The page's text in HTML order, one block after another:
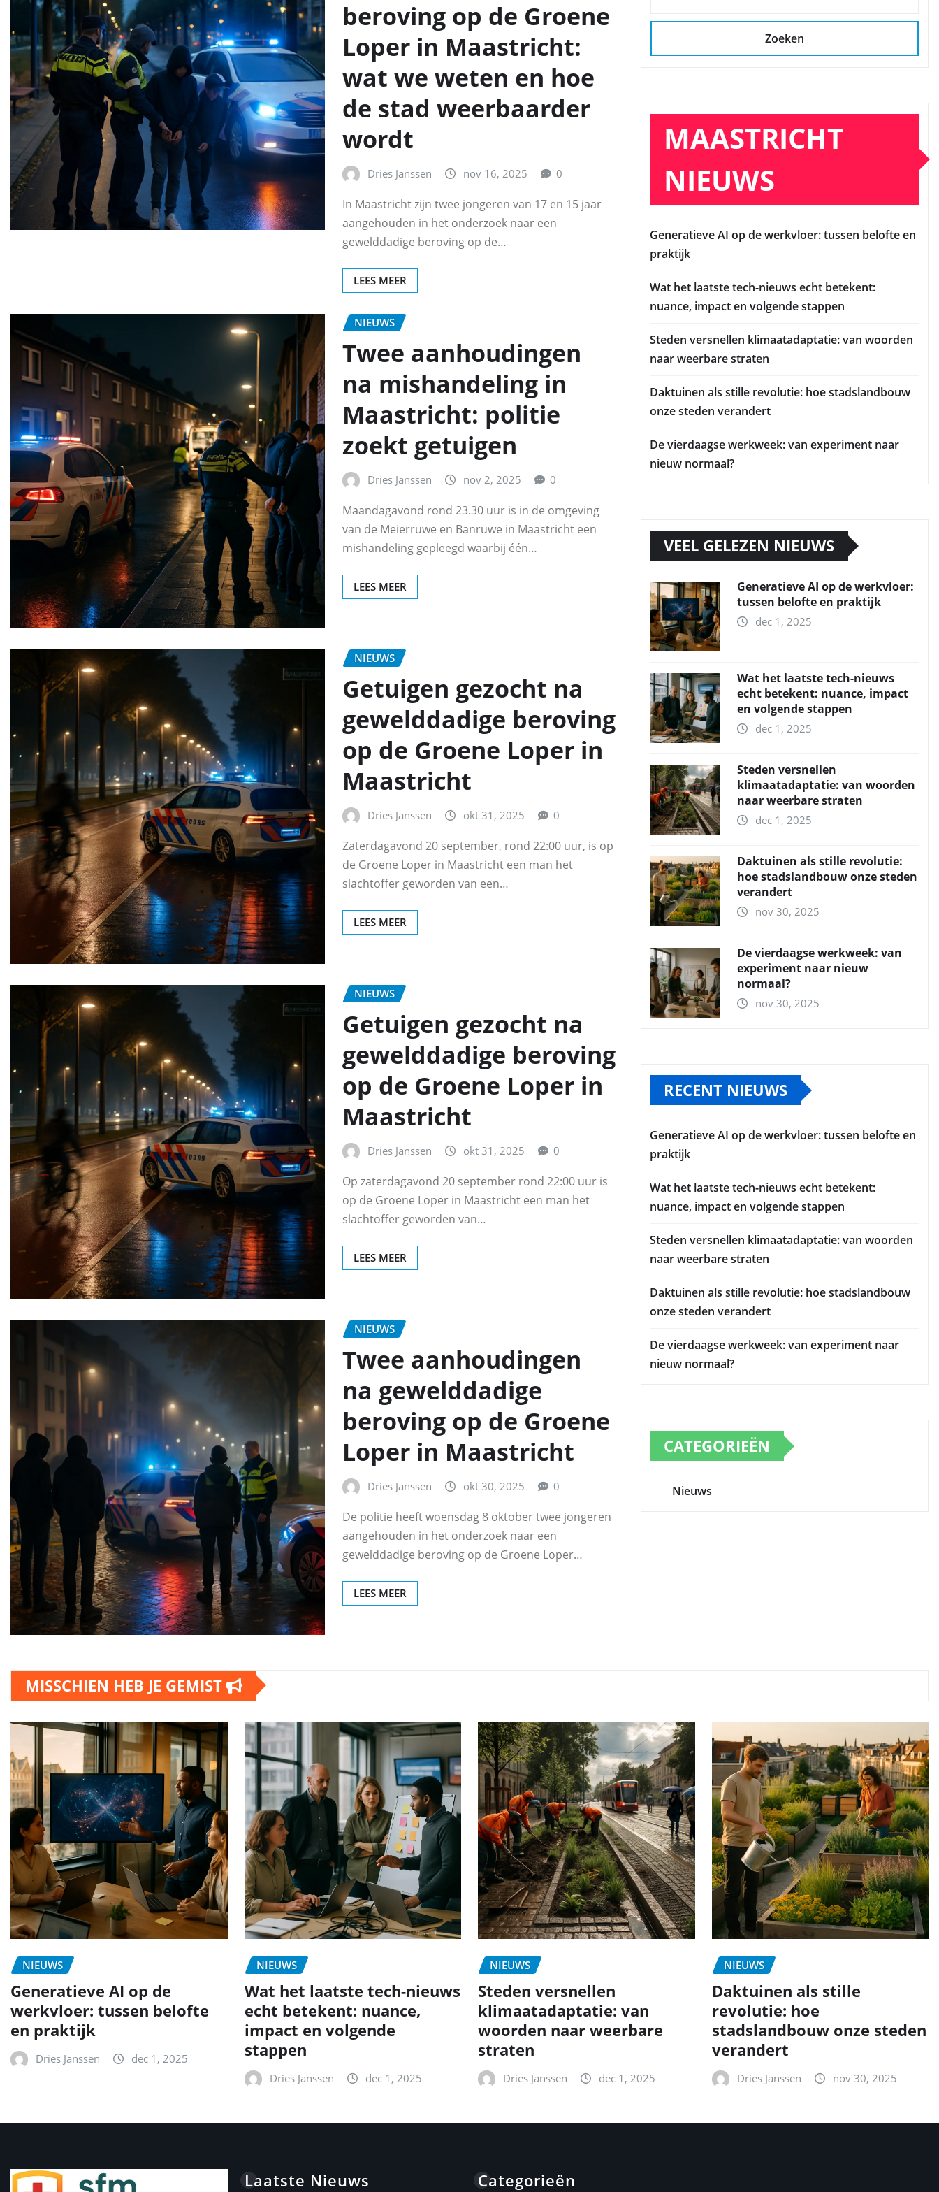
beroving op de Groene
Loper in Maastricht:
wat we weten en hoe
de stad weerbaarder
wordt
Dries Janssen nov 16, 2025 0
In Maastricht zijn twee jongeren van 17 en 15 jaar
aangehouden in het onderzoek naar een
gewelddadige beroving op de…
LEES MEER
NIEUWS
Twee aanhoudingen
na mishandeling in
Maastricht: politie
zoekt getuigen
Dries Janssen nov 2, 2025 0
Maandagavond rond 23.30 uur is in de omgeving
van de Meierruwe en Banruwe in Maastricht een
mishandeling gepleegd waarbij één…
LEES MEER
NIEUWS
Getuigen gezocht na
gewelddadige beroving
op de Groene Loper in
Maastricht
Dries Janssen okt 31, 2025 0
Zaterdagavond 20 september, rond 22:00 uur, is op
de Groene Loper in Maastricht een man het
slachtoffer geworden van een…
LEES MEER
NIEUWS
Getuigen gezocht na
gewelddadige beroving
op de Groene Loper in
Maastricht
Dries Janssen okt 31, 2025 0
Op zaterdagavond 20 september rond 22:00 uur is
op de Groene Loper in Maastricht een man het
slachtoffer geworden van…
LEES MEER
NIEUWS
Twee aanhoudingen
na gewelddadige
beroving op de Groene
Loper in Maastricht
Dries Janssen okt 30, 2025 0
De politie heeft woensdag 8 oktober twee jongeren
aangehouden in het onderzoek naar een
gewelddadige beroving op de Groene Loper…
LEES MEER
Zoeken
MAASTRICHT
NIEUWS
Generatieve AI op de werkvloer: tussen belofte en
praktijk
Wat het laatste tech-nieuws echt betekent:
nuance, impact en volgende stappen
Steden versnellen klimaatadaptatie: van woorden
naar weerbare straten
Daktuinen als stille revolutie: hoe stadslandbouw
onze steden verandert
De vierdaagse werkweek: van experiment naar
nieuw normaal?
VEEL GELEZEN NIEUWS
Generatieve AI op de werkvloer:
tussen belofte en praktijk
dec 1, 2025
Wat het laatste tech-nieuws
echt betekent: nuance, impact
en volgende stappen
dec 1, 2025
Steden versnellen
klimaatadaptatie: van woorden
naar weerbare straten
dec 1, 2025
Daktuinen als stille revolutie:
hoe stadslandbouw onze steden
verandert
nov 30, 2025
De vierdaagse werkweek: van
experiment naar nieuw
normaal?
nov 30, 2025
RECENT NIEUWS
Generatieve AI op de werkvloer: tussen belofte en
praktijk
Wat het laatste tech-nieuws echt betekent:
nuance, impact en volgende stappen
Steden versnellen klimaatadaptatie: van woorden
naar weerbare straten
Daktuinen als stille revolutie: hoe stadslandbouw
onze steden verandert
De vierdaagse werkweek: van experiment naar
nieuw normaal?
CATEGORIEËN
Nieuws
MISSCHIEN HEB JE GEMIST
NIEUWS
Generatieve AI op de
werkvloer: tussen belofte
en praktijk
Dries Janssen dec 1, 2025
NIEUWS
Wat het laatste tech-nieuws
echt betekent: nuance,
impact en volgende
stappen
Dries Janssen dec 1, 2025
NIEUWS
Steden versnellen
klimaatadaptatie: van
woorden naar weerbare
straten
Dries Janssen dec 1, 2025
NIEUWS
Daktuinen als stille
revolutie: hoe
stadslandbouw onze steden
verandert
Dries Janssen nov 30, 2025
Laatste Nieuws Categorieën